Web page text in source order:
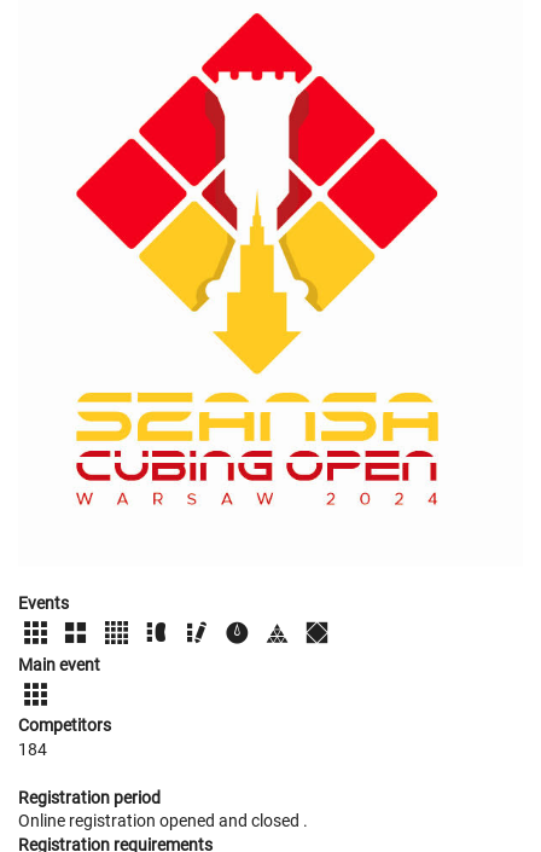
Events
Main event
Competitors
184
Registration period
Online registration opened and closed .
Registration requirements